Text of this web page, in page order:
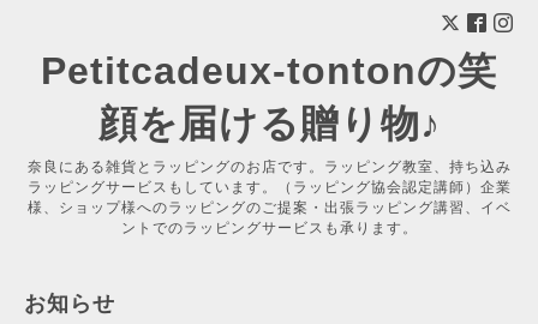
Petitcadeux-tontonの笑
顔を届ける贈り物♪
奈良にある雑貨とラッピングのお店です。ラッピング教室、持ち込み
ラッピングサービスもしています。（ラッピング協会認定講師）企業
様、ショップ様へのラッピングのご提案・出張ラッピング講習、イベ
ントでのラッピングサービスも承ります。
お知らせ